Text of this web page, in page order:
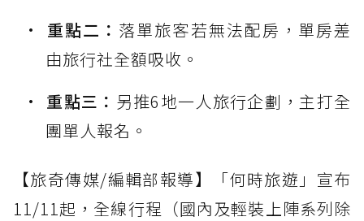
重點二： 落單旅客若無法配房，單房差
由旅行社全額吸收。
重點三： 另推6地一人旅行企劃，主打全
團單人報名。
【旅奇傳媒/編輯部報導】「何時旅遊」宣布
11/11起，全線行程（國內及輕裝上陣系列除